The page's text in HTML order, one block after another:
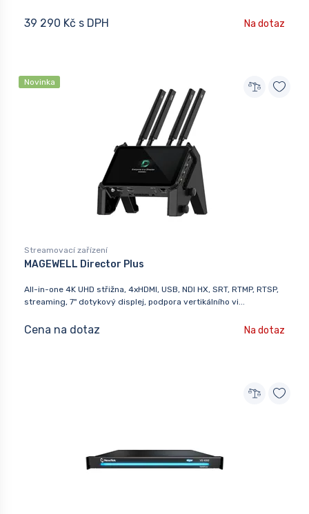
39 290 Kč s DPH Na dotaz
Novinka
Streamovací zařízení
MAGEWELL Director Plus
All-in-one 4K UHD střižna, 4xHDMI, USB, NDI HX, SRT, RTMP, RTSP,
streaming, 7" dotykový displej, podpora vertikálního vi...
Cena na dotaz Na dotaz